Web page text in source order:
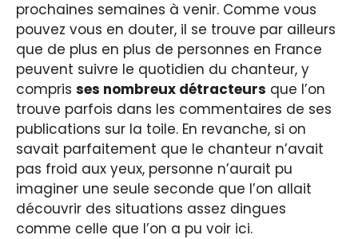
prochaines semaines à venir. Comme vous
pouvez vous en douter, il se trouve par ailleurs
que de plus en plus de personnes en France
peuvent suivre le quotidien du chanteur, y
compris ses nombreux détracteurs que l’on
trouve parfois dans les commentaires de ses
publications sur la toile. En revanche, si on
savait parfaitement que le chanteur n’avait
pas froid aux yeux, personne n’aurait pu
imaginer une seule seconde que l’on allait
découvrir des situations assez dingues
comme celle que l’on a pu voir ici.